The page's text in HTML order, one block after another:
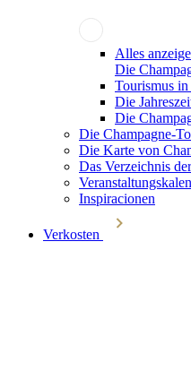
Alles
Die
Tourismus
Die
Die
Die Champagne-
Die Karte von
Das Verzeichnis
Inspiracionen
Verkosten